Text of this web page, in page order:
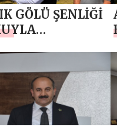
GÖLÜ ŞENLİĞİ
TEŞEKKÜR VE